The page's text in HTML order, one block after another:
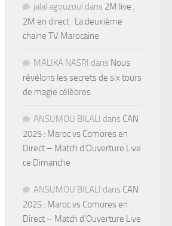
jalal agouzoul dans 2M live ,
2M en direct : La deuxième
chaine TV Marocaine
MALIKA NASRI dans Nous
révélons les secrets de six tours
de magie célèbres
ANSUMOU BILALI dans CAN
2025 : Maroc vs Comores en
Direct – Match d’Ouverture Live
ce Dimanche
ANSUMOU BILALI dans CAN
2025 : Maroc vs Comores en
Direct – Match d’Ouverture Live